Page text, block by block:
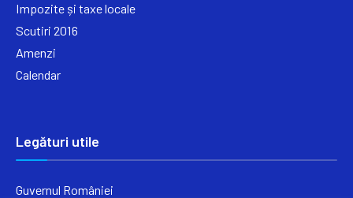
Impozite și taxe locale
Scutiri 2016
Amenzi
Calendar
Legături utile
Guvernul României